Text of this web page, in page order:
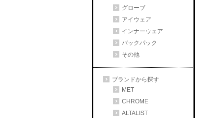
グローブ
アイウェア
インナーウェア
バックパック
その他
ブランドから探す
MET
CHROME
ALTALIST